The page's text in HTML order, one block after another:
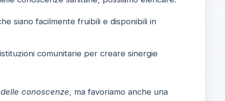
siano facilmente fruibili e disponibili in
comunitarie per creare sinergie
conoscenze, ma favoriamo anche una